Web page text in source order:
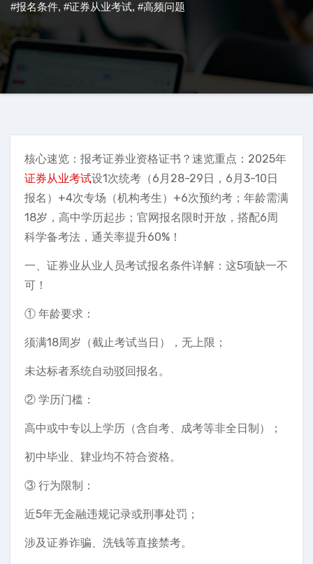
#报名条件, #证券从业考试, #高频问题
核心速览：报考证券业资格证书？速览重点：2025年
证券从业考试设1次统考（6月28-29日，6月3-10日
报名）+4次专场（机构考生）+6次预约考；年龄需满
18岁，高中学历起步；官网报名限时开放，搭配6周
科学备考法，通关率提升60%！
一、证券业从业人员考试报名条件详解：这5项缺一不
可！
① 年龄要求：
须满18周岁（截止考试当日），无上限；
未达标者系统自动驳回报名。
② 学历门槛：
高中或中专以上学历（含自考、成考等非全日制）；
初中毕业、肄业均不符合资格。
③ 行为限制：
近5年无金融违规记录或刑事处罚；
️涉及证券诈骗、洗钱等直接禁考。